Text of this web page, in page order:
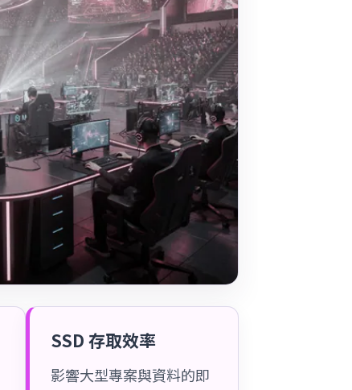
SSD 存取效率
影響大型專案與資料的即